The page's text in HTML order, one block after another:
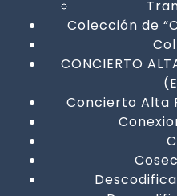
Colección de
CONCIERTO
Concierto Alta